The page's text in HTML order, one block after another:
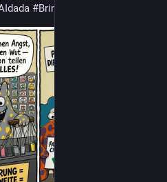
#Brinschigcomicpanels